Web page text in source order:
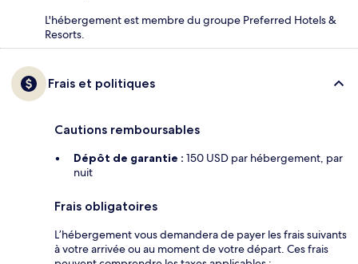
L'hébergement est membre du groupe Preferred Hotels &
Resorts.
Frais et politiques
Cautions remboursables
Dépôt de garantie : 150 USD par hébergement, par
nuit
Frais obligatoires
L’hébergement vous demandera de payer les frais suivants
à votre arrivée ou au moment de votre départ. Ces frais